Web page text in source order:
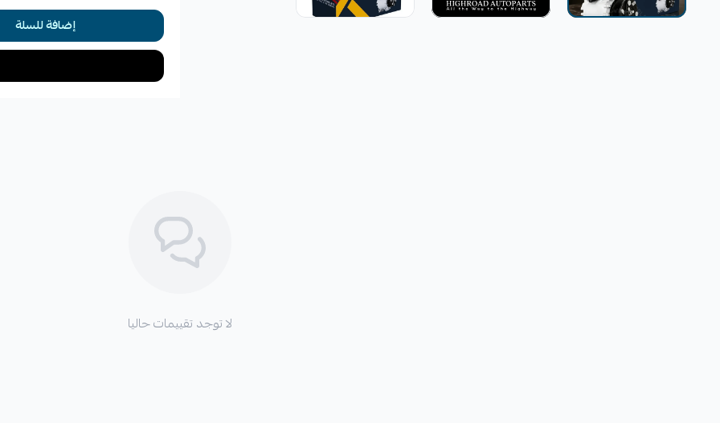
لضمان أفضل أداء وعمر افتراضي
إضافة للسلة
لا توجد تقييمات حاليا